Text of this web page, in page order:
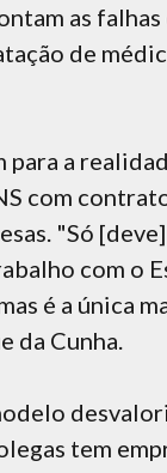
as
de
a
com
"Só
com o
é a única
da Cunha.
tem